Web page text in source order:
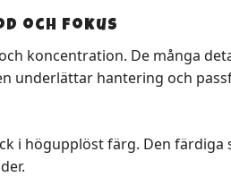
och fokus
koncentration. De många
underlättar hantering och
i högupplöst färg. Den